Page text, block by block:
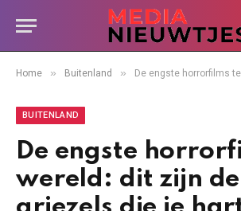
Home » Buitenland » De engste horrorfilms ter wereld: dit zijn
BUITENLAND
De engste
wereld: dit zijn de